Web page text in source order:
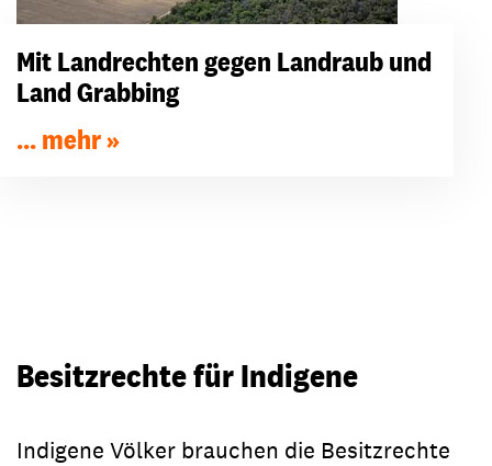
Mit Landrechten gegen Landraub und
Land Grabbing
... mehr
Besitzrechte für Indigene
Indigene Völker brauchen die Besitzrechte